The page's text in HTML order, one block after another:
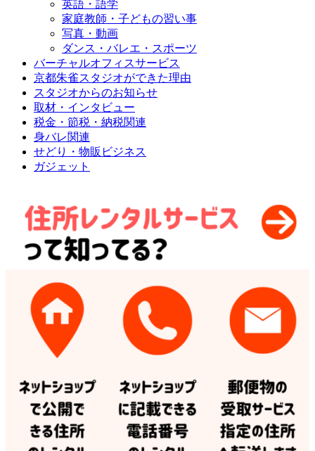
英語・語学
家庭教師・子どもの習い事
写真・動画
ダンス・バレエ・スポーツ
バーチャルオフィスサービス
京都朱雀スタジオができた理由
スタジオからのお知らせ
取材・インタビュー
税金・節税・納税関連
身バレ関連
せどり・物販ビジネス
ガジェット